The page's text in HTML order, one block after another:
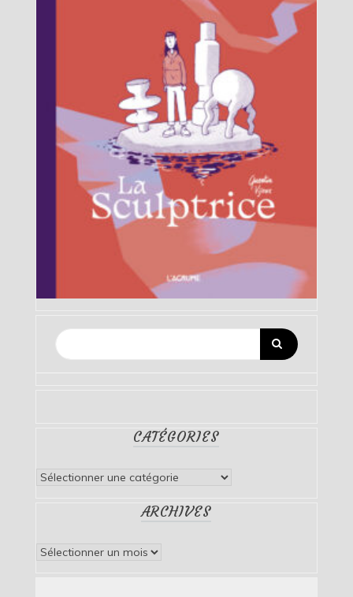
CATÉGORIES
Catégories
ARCHIVES
Archives